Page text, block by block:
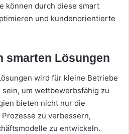
können durch diese smart
und kundenorientierte
smarten Lösungen
wird für kleine Betriebe
um wettbewerbsfähig zu
bieten nicht nur die
zu verbessern,
zu entwickeln.